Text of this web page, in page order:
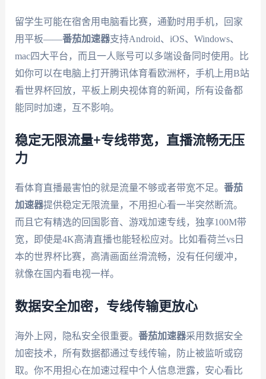
留学生可能在宿舍用电脑看比赛，通勤时用手机，回家
用平板——番茄加速器支持Android、iOS、Windows、
mac四大平台，而且一人账号可以多端设备同时使用。比
如你可以在电脑上打开腾讯体育看欧洲杯，手机上用B站
看世界杯回放，平板上刷央视体育的新闻，所有设备都
能同时加速，互不影响。
稳定无限流量+专线带宽，直播流畅无压
力
看体育直播最害怕的就是流量不够或者带宽不足。 番茄
加速器提供稳定无限流量，不用担心看一半突然断流。
而且它有精选的回国影音、游戏加速专线，独享100M带
宽，即使是4K高清直播也能轻松应对。比如看荷兰vs日
本的世界杯比赛，高清画面丝滑流畅，没有任何缓冲，
就像在国内看电视一样。
数据安全加密，专线传输更放心
海外上网，隐私安全很重要。 番茄加速器采用数据安全
加密技术，所有数据都通过专线传输，防止被监听或窃
取。你不用担心在加速过程中个人信息泄露，安心看比